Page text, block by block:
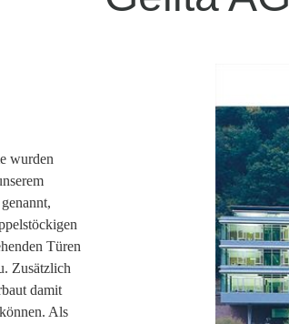
wurden
Türen
Zusätzlich
damit
Als